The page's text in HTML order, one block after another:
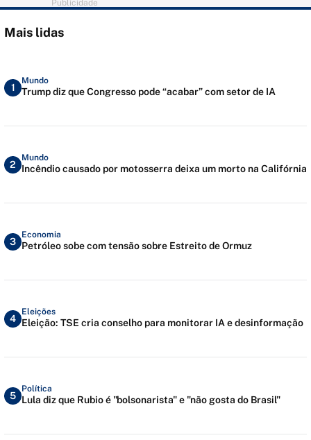
Publicidade
Mais lidas
1
Mundo
Trump diz que Congresso pode “acabar” com setor de IA
2
Mundo
Incêndio causado por motosserra deixa um morto na Califórnia
3
Economia
Petróleo sobe com tensão sobre Estreito de Ormuz
4
Eleições
Eleição: TSE cria conselho para monitorar IA e desinformação
5
Política
Lula diz que Rubio é "bolsonarista" e "não gosta do Brasil"